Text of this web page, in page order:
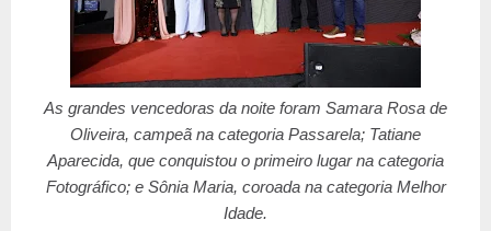
As grandes vencedoras da noite foram Samara Rosa de
Oliveira, campeã na categoria Passarela; Tatiane
Aparecida, que conquistou o primeiro lugar na categoria
Fotográfico; e Sônia Maria, coroada na categoria Melhor
Idade.